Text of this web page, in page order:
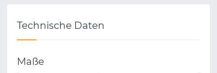
Technische Daten
Maße